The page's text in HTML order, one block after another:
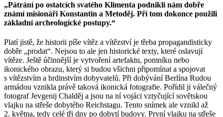
„Pátrání po ostatcích svatého Klimenta podnikli nám dobře
známí misionáři Konstantin a Metoděj. Při tom dokonce použili
základní archeologické postupy.“
Platí jistě, že historii píše vítěz a vítězství je třeba propagandisticky
dobře „prodat“. Nejsou to ale jen historické texty, které oslavují
vítěze. Ještě účinnější je vytvoření artefaktu, pomníku nebo
ikonického obrazu, který si budou všichni připomínat a spojovat
s vítězstvím a hrdinstvím dobyvatelů. Při dobývání Berlína Rudou
armádou vznikla právě taková ikonická fotografie. Pořídil ji válečný
fotograf Jevgenij Chalděj a jsou na ní vojáci vztyčující sovětskou
vlajku na střeše dobytého Reichstagu. Tento snímek ale vznikl až
2. května, tedy celé tři dny po dobytí budovy. První vlajku na střeše